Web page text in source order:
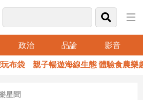
政治 品論 影音
袋 親子暢遊海線生態 體驗食農樂趣
星聞